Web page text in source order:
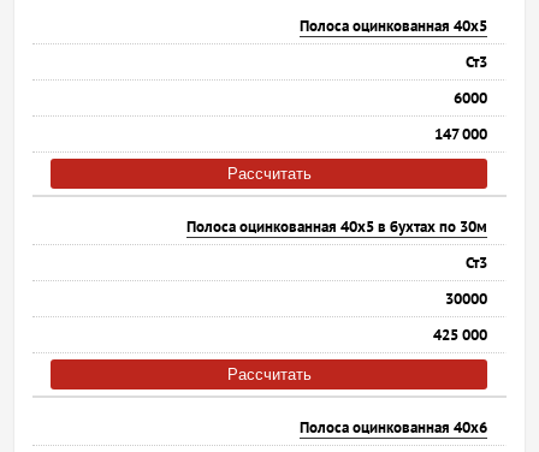
Полоса оцинкованная 40х5
Ст3
6000
147 000
Рассчитать
Полоса оцинкованная 40х5 в бухтах по 30м
Ст3
30000
425 000
Рассчитать
Полоса оцинкованная 40х6